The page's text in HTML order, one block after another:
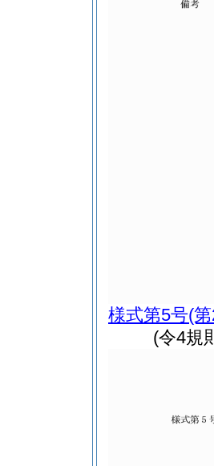
様式第5号(
(令4規